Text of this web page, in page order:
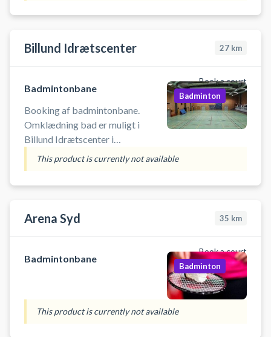
Billund Idrætscenter 27 km
Book a court
Badmintonbane
Booking af badmintonbane.
Omklædning bad er muligt i
Billund Idrætscenter i
fodboldafdelingen.
Badminton
This product is currently not available
Arena Syd 35 km
Book a court
Badmintonbane
Badminton
This product is currently not available